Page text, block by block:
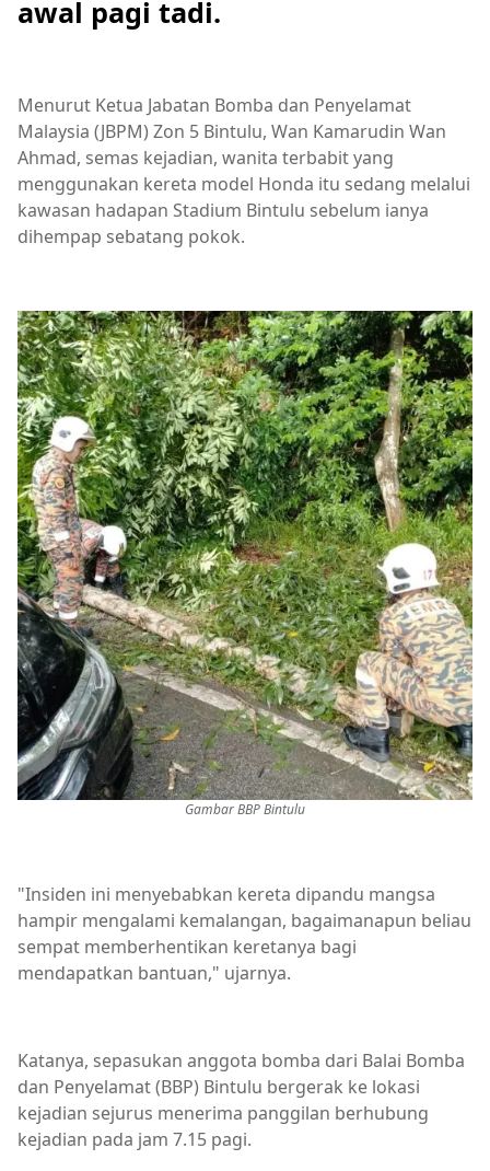
awal pagi tadi.
Menurut Ketua Jabatan Bomba dan Penyelamat
Malaysia (JBPM) Zon 5 Bintulu, Wan Kamarudin Wan
Ahmad, semas kejadian, wanita terbabit yang
menggunakan kereta model Honda itu sedang melalui
kawasan hadapan Stadium Bintulu sebelum ianya
dihempap sebatang pokok.
Gambar BBP Bintulu
"Insiden ini menyebabkan kereta dipandu mangsa
hampir mengalami kemalangan, bagaimanapun beliau
sempat memberhentikan keretanya bagi
mendapatkan bantuan," ujarnya.
Katanya, sepasukan anggota bomba dari Balai Bomba
dan Penyelamat (BBP) Bintulu bergerak ke lokasi
kejadian sejurus menerima panggilan berhubung
kejadian pada jam 7.15 pagi.